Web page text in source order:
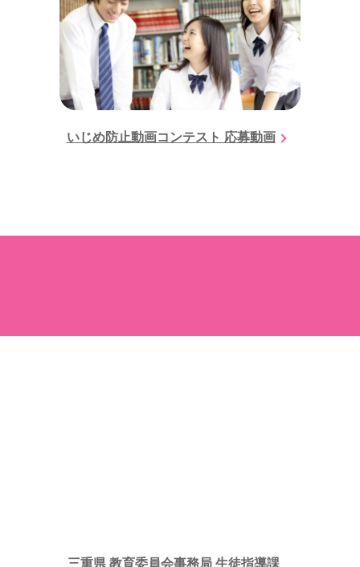
いじめ防止動画コンテスト 応募動画
三重県 教育委員会事務局 生徒指導課